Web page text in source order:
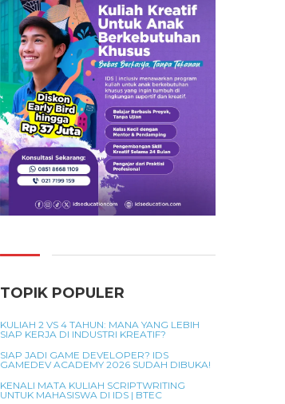
TOPIK POPULER
KULIAH 2 VS 4 TAHUN: MANA YANG LEBIH
SIAP KERJA DI INDUSTRI KREATIF?
SIAP JADI GAME DEVELOPER? IDS
GAMEDEV ACADEMY 2026 SUDAH DIBUKA!
KENALI MATA KULIAH SCRIPTWRITING
UNTUK MAHASISWA DI IDS | BTEC